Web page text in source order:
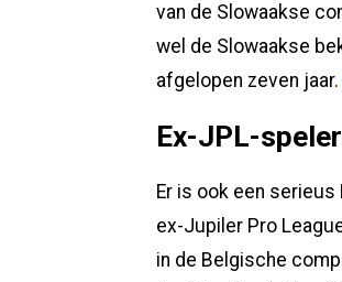
van de Slowaakse
wel de Slowaakse
afgelopen zeven jaar.
Ex-JPL-
Er is ook een
ex-Jupiler Pro
in de Belgische